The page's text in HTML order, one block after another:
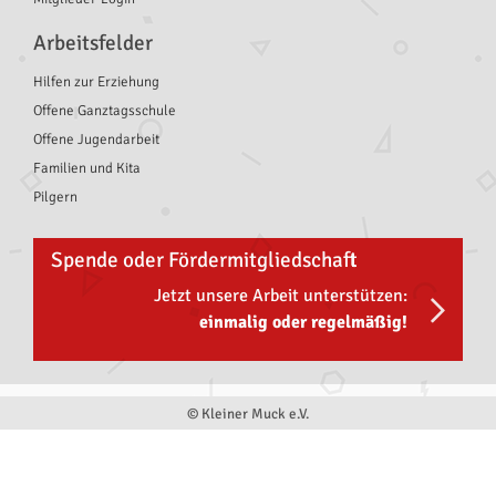
Arbeitsfelder
Hilfen zur Erziehung
Offene Ganztagsschule
Offene Jugendarbeit
Familien und Kita
Pilgern
Spende oder Fördermitgliedschaft
Jetzt unsere Arbeit unterstützen:
einmalig oder regelmäßig!
© Kleiner Muck e.V.